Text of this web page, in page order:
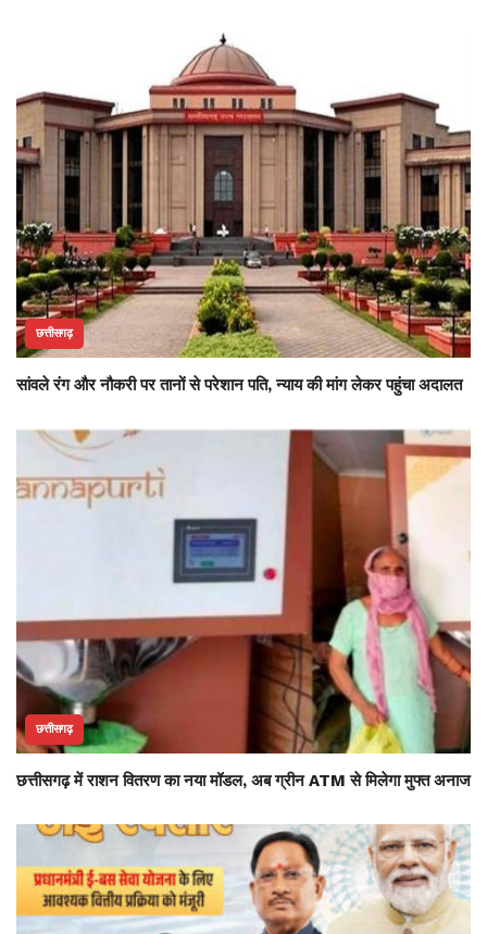
छत्तीसगढ़
सांवले रंग और नौकरी पर तानों से परेशान पति, न्याय की मांग लेकर पहुंचा अदालत
छत्तीसगढ़
छत्तीसगढ़ में राशन वितरण का नया मॉडल, अब ग्रीन ATM से मिलेगा मुफ्त अनाज